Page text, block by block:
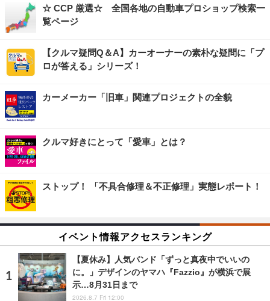
☆ CCP 厳選☆ 全国各地の自動車プロショップ検索一
覧ページ
【クルマ疑問Q＆A】カーオーナーの素朴な疑問に「プ
ロが答える」シリーズ！
カーメーカー「旧車」関連プロジェクトの全貌
クルマ好きにとって「愛車」とは？
ストップ！ 「不具合修理＆不正修理」実態レポート！
イベント情報アクセスランキング
【夏休み】人気バンド「ずっと真夜中でいいの
に。」デザインのヤマハ『Fazzio』が横浜で展
示…8月31日まで
2026.8.7 Fri 12:00